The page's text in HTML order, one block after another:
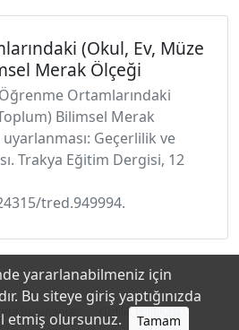
(Okul, Ev, Müze
Merak Ölçeği
Ortamlarındaki
Bilimsel Merak
Geçerlilik ve
Trakya Eğitim Dergisi, 12
tred.949994.
Bulunanlar Gizlilik Politikası
yararlanabilmeniz için
Bu siteye giriş yaptığınızda
etmiş olursunuz.
Tamam